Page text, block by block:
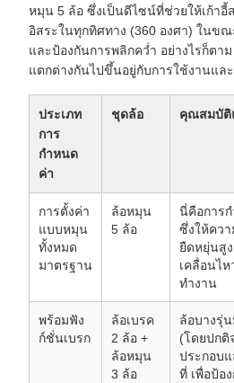
หมุน 5 ล้อ ซึ่งเป็นดีไซน์ที่ช่วยให้เก้าอี้
อิสระในทุกทิศทาง (360 องศา) ในขณ
และป้องกันการพลิกคว่ำ อย่างไรก็ตา
แตกต่างกันไปขึ้นอยู่กับการใช้งานแล
ประเภท
การ
กำหนด
ค่า
ชุดล้อ คุณสมบัติ
การตั้งค่า
แบบหมุน
ทั้งหมด
มาตรฐาน
ล้อหมุน
5 ล้อ
นี่คือการ
ซึ่งให้คว
ยืดหยุ่นสู
เคลื่อนไ
ทำงาน
พร้อมฟัง
ก์ชั่นเบรก
ล้อเบรค
2 ล้อ +
ล้อหมุน
3 ล้อ
ล้อบางรุ่
(โดยปกติ
ประกอบแ
ที่ เพื่อป้อ